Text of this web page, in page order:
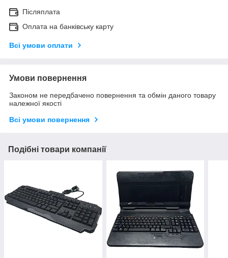
Післяплата
Оплата на банківську карту
Всі умови оплати
Умови повернення
Законом не передбачено повернення та обмін даного товару
належної якості
Всі умови повернення
Подібні товари компанії